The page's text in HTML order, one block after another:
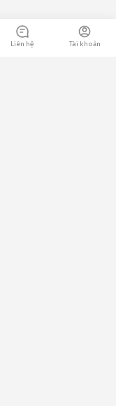
Liên hệ Tài khoản